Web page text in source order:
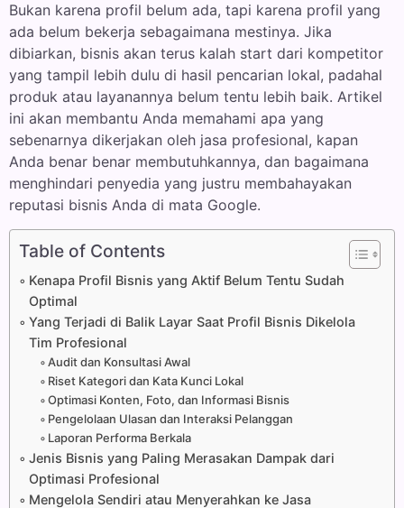
Bukan karena profil belum ada, tapi karena profil yang
ada belum bekerja sebagaimana mestinya. Jika
dibiarkan, bisnis akan terus kalah start dari kompetitor
yang tampil lebih dulu di hasil pencarian lokal, padahal
produk atau layanannya belum tentu lebih baik. Artikel
ini akan membantu Anda memahami apa yang
sebenarnya dikerjakan oleh jasa profesional, kapan
Anda benar benar membutuhkannya, dan bagaimana
menghindari penyedia yang justru membahayakan
reputasi bisnis Anda di mata Google.
Table of Contents
Kenapa Profil Bisnis yang Aktif Belum Tentu Sudah
Optimal
Yang Terjadi di Balik Layar Saat Profil Bisnis Dikelola
Tim Profesional
Audit dan Konsultasi Awal
Riset Kategori dan Kata Kunci Lokal
Optimasi Konten, Foto, dan Informasi Bisnis
Pengelolaan Ulasan dan Interaksi Pelanggan
Laporan Performa Berkala
Jenis Bisnis yang Paling Merasakan Dampak dari
Optimasi Profesional
Mengelola Sendiri atau Menyerahkan ke Jasa